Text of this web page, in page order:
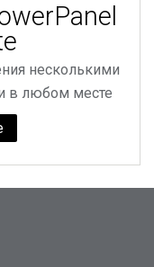
несколькими
в любом месте